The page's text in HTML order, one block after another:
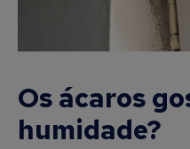
Os ácaros
humidade?